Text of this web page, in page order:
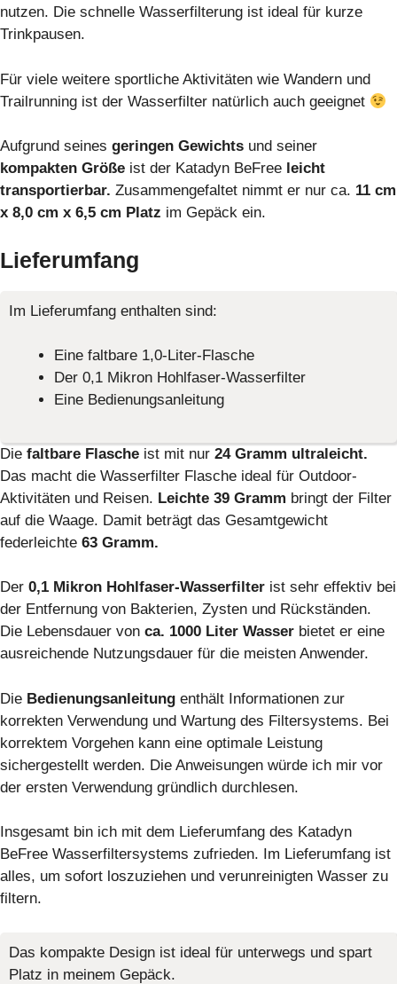
nutzen. Die schnelle Wasserfilterung ist ideal für kurze
Trinkpausen.
Für viele weitere sportliche Aktivitäten wie Wandern und
Trailrunning ist der Wasserfilter natürlich auch geeignet
Aufgrund seines geringen Gewichts und seiner
kompakten Größe ist der Katadyn BeFree leicht
transportierbar. Zusammengefaltet nimmt er nur ca. 11 cm
x 8,0 cm x 6,5 cm Platz im Gepäck ein.
Lieferumfang
Im Lieferumfang enthalten sind:
Eine faltbare 1,0-Liter-Flasche
Der 0,1 Mikron Hohlfaser-Wasserfilter
Eine Bedienungsanleitung
Die faltbare Flasche ist mit nur 24 Gramm ultraleicht.
Das macht die Wasserfilter Flasche ideal für Outdoor-
Aktivitäten und Reisen. Leichte 39 Gramm bringt der Filter
auf die Waage. Damit beträgt das Gesamtgewicht
federleichte 63 Gramm.
Der 0,1 Mikron Hohlfaser-Wasserfilter ist sehr effektiv bei
der Entfernung von Bakterien, Zysten und Rückständen.
Die Lebensdauer von ca. 1000 Liter Wasser bietet er eine
ausreichende Nutzungsdauer für die meisten Anwender.
Die Bedienungsanleitung enthält Informationen zur
korrekten Verwendung und Wartung des Filtersystems. Bei
korrektem Vorgehen kann eine optimale Leistung
sichergestellt werden. Die Anweisungen würde ich mir vor
der ersten Verwendung gründlich durchlesen.
Insgesamt bin ich mit dem Lieferumfang des Katadyn
BeFree Wasserfiltersystems zufrieden. Im Lieferumfang ist
alles, um sofort loszuziehen und verunreinigten Wasser zu
filtern.
Das kompakte Design ist ideal für unterwegs und spart
Platz in meinem Gepäck.